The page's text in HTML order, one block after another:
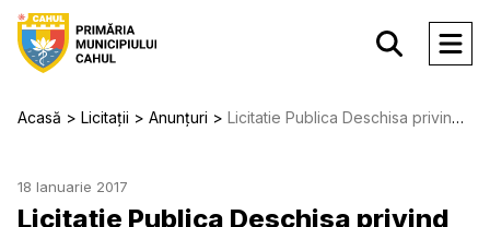
Acasă Licitații Anunțuri Licitatie Publica Deschisa privind achiziționarea produselor petroliere pentru anul 2017
18 Ianuarie 2017
Licitatie Publica Deschisa privind